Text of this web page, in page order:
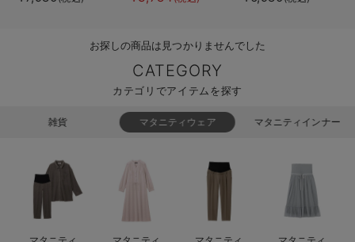
買って正解！高評価レビューアイテム
冬に可愛いニットがお得！
親子コーデ｜ママとベビーにおすすめ！
便利な育児家電
Gift Selection 出産祝い
お探しの商品は見つかりませんでした
CATEGORY
カテゴリでアイテムを探す
雑貨 マタニティウェア マタニティインナー